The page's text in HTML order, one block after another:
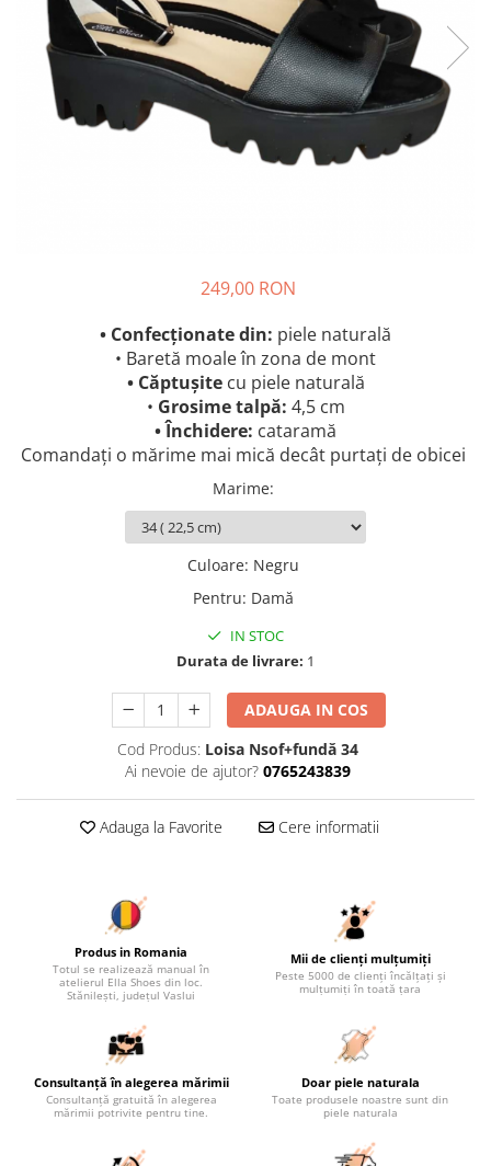
249,00 RON
• Confecționate din: piele naturală
• Baretă moale în zona de mont
• Căptușite cu piele naturală
• Grosime talpă: 4,5 cm
• Închidere: cataramă
Comandați o mărime mai mică decât purtați de obicei
Marime:
Culoare: Negru
Pentru: Damă
IN STOC
Durata de livrare: 1
ADAUGA IN COS
Cod Produs: Loisa Nsof+fundă 34
Ai nevoie de ajutor? 0765243839
Adauga la Favorite Cere informatii
Produs in Romania
Totul se realizează manual în
atelierul Ella Shoes din loc.
Stănilești, județul Vaslui
Mii de clienți mulțumiți
Peste 5000 de clienți încălțați și
mulțumiți în toată țara
Consultanță în alegerea mărimii
Consultanță gratuită în alegerea
mărimii potrivite pentru tine.
Doar piele naturala
Toate produsele noastre sunt din
piele naturala